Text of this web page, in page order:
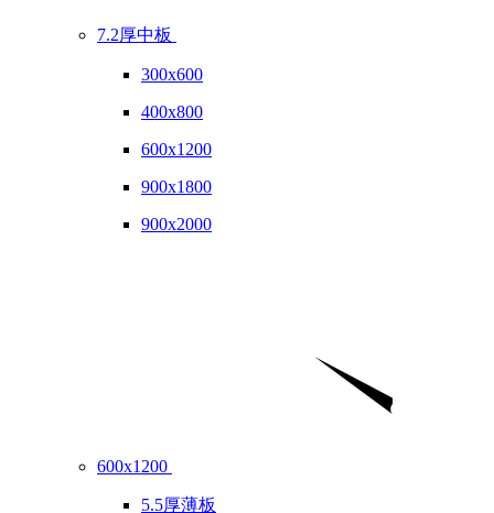
7.2厚中板
300x600
400x800
600x1200
900x1800
900x2000
600x1200
5.5厚薄板